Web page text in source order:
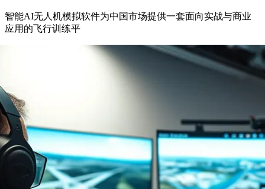
智能AI无人机模拟软件为中国市场提供一套面向实战与商业
应用的飞行训练平